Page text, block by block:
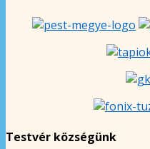
Testvér községünk